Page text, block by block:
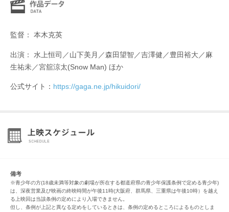
監督： 本木克英
出演： 水上恒司／山下美月／森田望智／吉澤健／豊田裕大／麻
生祐未／宮舘涼太(Snow Man) ほか
公式サイト： https://gaga.ne.jp/hikuidori/
備考
※青少年の方(18歳未満等対象の劇場が所在する都道府県の青少年保護条例で定める青少年)
は、深夜営業及び映画の終映時間が午後11時(大阪府、群馬県、三重県は午後10時）を越え
る上映回は当該条例の定めにより入場できません。
但し、条例が上記と異なる定めをしているときは、条例の定めるところによるものとしま